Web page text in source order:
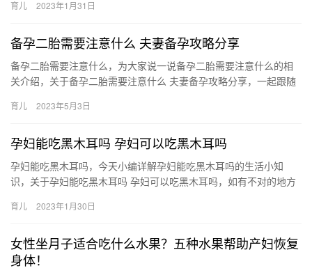
菱…
育儿 2023年1月31日
备孕二胎需要注意什么 夫妻备孕攻略分享
备孕二胎需要注意什么，为大家说一说备孕二胎需要注意什么的相
关介绍，关于备孕二胎需要注意什么 夫妻备孕攻略分享，一起跟随
育儿 2023年5月3日
孕妇能吃黑木耳吗 孕妇可以吃黑木耳吗
孕妇能吃黑木耳吗，今天小编详解孕妇能吃黑木耳吗的生活小知
识，关于孕妇能吃黑木耳吗 孕妇可以吃黑木耳吗，如有不对的地方
能…
育儿 2023年1月30日
女性坐月子适合吃什么水果？五种水果帮助产妇恢复
身体！